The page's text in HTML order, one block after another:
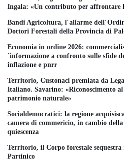
Ingala: «Un contributo per affrontare
Bandi Agricoltura, l´allarme
Dottori Forestali della Provincia di
Economia in ordine 2026:
´informazione a confronto sulle sfide
inflazione e pnrr
Territorio, Custonaci premiata da
Italiano. Savarino: «Riconoscimento
patrimonio naturale»
Socialdemocratici: la regione
camera di commericio, in cambio
quiescenza
Territorio, il Corpo forestale
Partinico